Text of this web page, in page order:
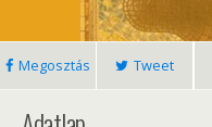
Megosztás Tweet